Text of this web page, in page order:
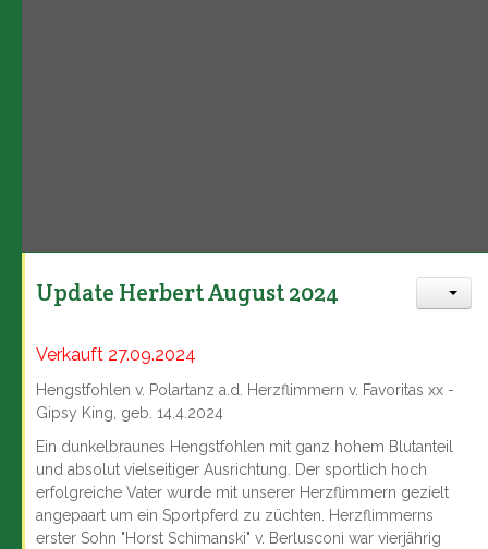
Update Herbert August 2024
Verkauft 27.09.2024
Hengstfohlen v. Polartanz a.d. Herzflimmern v. Favoritas xx -
Gipsy King, geb. 14.4.2024
Ein dunkelbraunes Hengstfohlen mit ganz hohem Blutanteil
und absolut vielseitiger Ausrichtung. Der sportlich hoch
erfolgreiche Vater wurde mit unserer Herzflimmern gezielt
angepaart um ein Sportpferd zu züchten. Herzflimmerns
erster Sohn "Horst Schimanski" v. Berlusconi war vierjährig